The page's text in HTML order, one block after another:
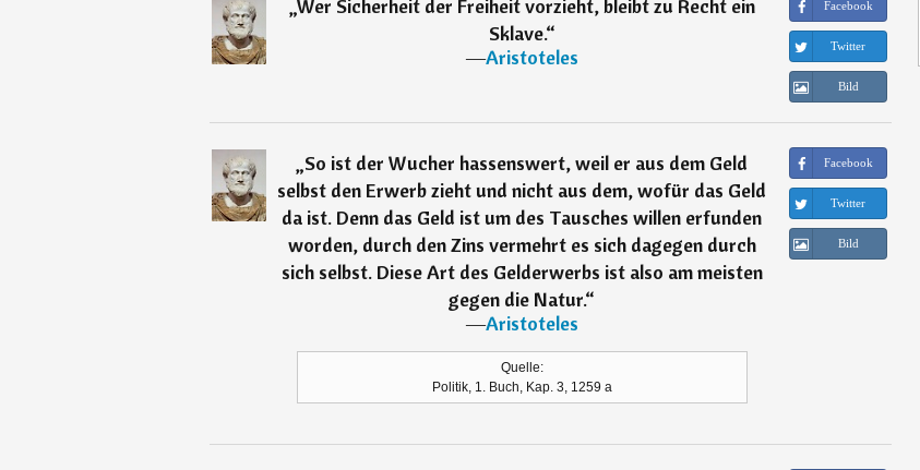
„Wer Sicherheit der Freiheit vorzieht, bleibt zu Recht ein
Sklave.“
―Aristoteles
Facebook
Twitter
Bild
„So ist der Wucher hassenswert, weil er aus dem Geld
selbst den Erwerb zieht und nicht aus dem, wofür das Geld
da ist. Denn das Geld ist um des Tausches willen erfunden
worden, durch den Zins vermehrt es sich dagegen durch
sich selbst. Diese Art des Gelderwerbs ist also am meisten
gegen die Natur.“
―Aristoteles
Quelle:
Politik, 1. Buch, Kap. 3, 1259 a
Facebook
Twitter
Bild